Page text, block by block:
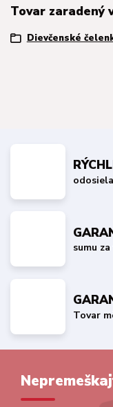
Tovar zaradený
Dievčenské
sumu
Tovar